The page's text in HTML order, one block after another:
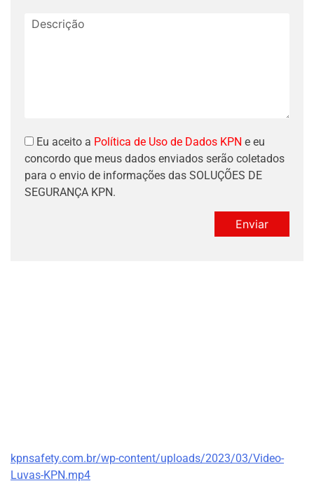
Eu aceito a Política de Uso de Dados KPN e eu
concordo que meus dados enviados serão coletados
para o envio de informações das SOLUÇÕES DE
SEGURANÇA KPN.
kpnsafety.com.br/wp-content/uploads/2023/03/Video-
Luvas-KPN.mp4